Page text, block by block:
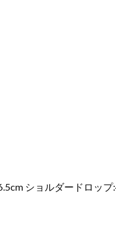
ショルダードロップ